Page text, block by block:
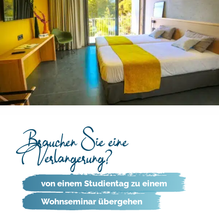
Brauchen Sie eine
Verlängerung?
von einem Studientag zu einem
Wohnseminar übergehen